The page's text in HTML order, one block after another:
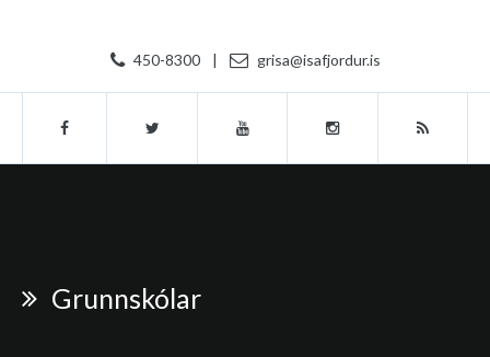
450-8300 | grisa@isafjordur.is
Grunnskólar